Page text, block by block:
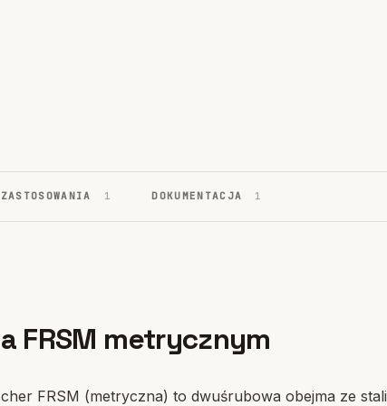
ZASTOSOWANIA 1 DOKUMENTACJA 1
FRSM metrycznym
FRSM (metryczna) to dwuśrubowa obejma ze stali